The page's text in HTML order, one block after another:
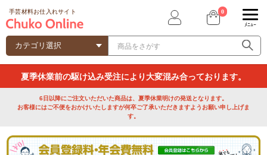
夏季休業前の駆け込み受注により大変混み合っております。
6日以降にご注文いただいた商品は、夏季休業明けの発送となります。
お客様にはご不便をおかけいたしますが何卒ご了承いただきますようお願い申し上げま
す。
手芸材料お仕入れサイト 0
ﾒﾆｭｰ